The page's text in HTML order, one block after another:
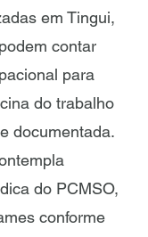
em Tingui,
contar
para
do trabalho
documentada.
do PCMSO,
conforme